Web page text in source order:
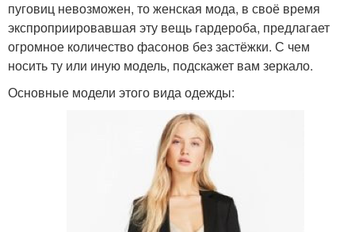
пуговиц невозможен, то женская мода, в своё время
экспроприировавшая эту вещь гардероба, предлагает
огромное количество фасонов без застёжки. С чем
носить ту или иную модель, подскажет вам зеркало.
Основные модели этого вида одежды: